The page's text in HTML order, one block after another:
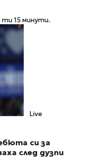
ти 15 минути.
Live
си за
след дузпи